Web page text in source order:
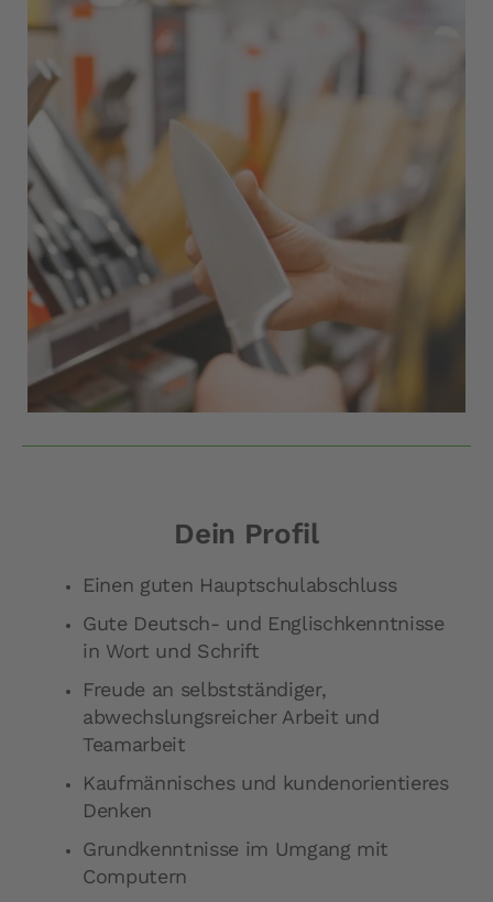
Dein Profil
Einen guten Hauptschulabschluss
Gute Deutsch- und Englischkenntnisse
in Wort und Schrift
Freude an selbstständiger,
abwechslungsreicher Arbeit und
Teamarbeit
Kaufmännisches und kundenorientieres
Denken
Grundkenntnisse im Umgang mit
Computern